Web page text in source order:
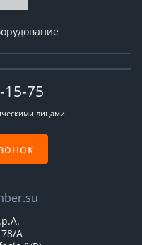
15-75
лицами
A